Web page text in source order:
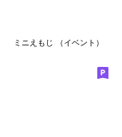
ミニえもじ （イベント）